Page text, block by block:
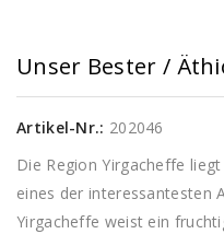
Unser Bester /
Artikel-Nr.: 202046
Die Region Yirgacheffe
eines der interessantesten
Yirgacheffe weist ein